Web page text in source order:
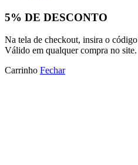
5% DE DESCONTO
Na tela de checkout, insira o código
Válido em qualquer compra no site.
Carrinho Fechar